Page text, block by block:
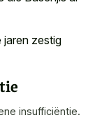
jaren zestig
insufficiëntie.